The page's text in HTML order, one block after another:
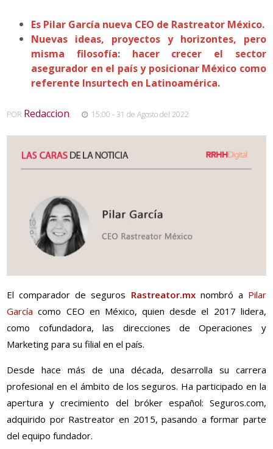
Es Pilar García nueva CEO de Rastreator México.
Nuevas ideas, proyectos y horizontes, pero
misma filosofía: hacer crecer el sector
asegurador en el país y posicionar México como
referente Insurtech en Latinoamérica.
POR Redaccion, 15:00 - 31 de Agosto del 2022
El comparador de seguros Rastreator.mxnombró a Pilar
García como CEO en México, quien desde el 2017 lidera,
como cofundadora, las direcciones de Operaciones y
Marketing para su filial en el país.
Desde hace más de una década, desarrolla su carrera
profesional en el ámbito de los seguros. Ha participado en la
apertura y crecimiento del bróker español: Seguros.com,
adquirido por Rastreator en 2015, pasando a formar parte
del equipo fundador.